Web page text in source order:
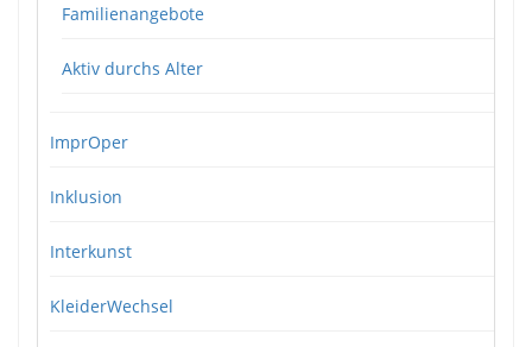
Familienangebote
Aktiv durchs Alter
ImprOper
Inklusion
Interkunst
KleiderWechsel